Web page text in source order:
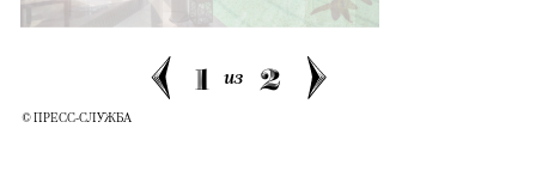
1 из 2
© ПРЕСС-СЛУЖБА